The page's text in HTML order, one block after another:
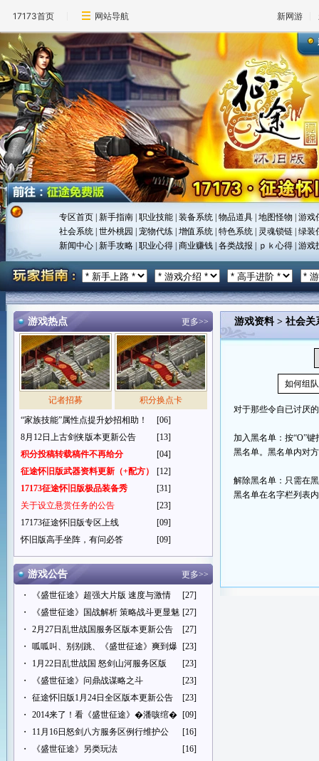
17173首页 网站导航 新网游
专区首页 |新手指南 |职业技能 |装备系统 |物品道具 |地图怪物 |游戏
社会系统 |世外桃园 |宠物代练 |增值系统 |特色系统 灵魂锁链 |绿装
新闻中心 |新手攻略 |职业心得 |商业赚钱 |各类战报 ｐｋ心得 |游戏
游戏热点 更多>>
记者招募
积分换点卡
“家族技能”属性点提升妙招相助！
[06]
8月12日上古剑侠版本更新公告
[13]
积分投稿转载稿件不再给分
[04]
征途怀旧版武器资料更新（+配方）
[12]
17173征途怀旧版极品装备秀
[31]
关于设立悬赏任务的公告
[23]
17173征途怀旧版专区上线
[09]
怀旧版高手坐阵，有问必答
[09]
游戏公告 更多>>
・ 《盛世征途》超强大片版 速度与激情
[27]
・
《盛世征途》国战解析 策略战斗更显魅 [27]
・
2月27日乱世战国服务区版本更新公告
[27]
・
呱呱叫、别别跳、《盛世征途》爽到爆 [23]
・
1月22日乱世战国 怒剑山河服务区版
[23]
・
《盛世征途》问鼎战谋略之斗
[23]
・
征途怀旧版1月24日全区版本更新公告
[23]
・
2014来了！看《盛世征途》�潘咳绾� [09]
・
11月16日怒剑八方服务区例行维护公
[16]
・
《盛世征途》另类玩法 [16]
游戏资料> 社会关
如何组队
对于那些令自已讨厌
加入黑名单：按“O”
黑名单。黑名单内对
解除黑名单：只需在
黑名单在名字栏列表